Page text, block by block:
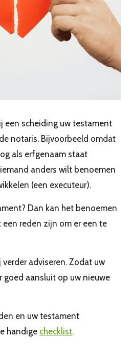
een scheiding uw testament
notaris. Bijvoorbeeld omdat
als erfgenaam staat
anders wilt benoemen
(een executeur).
Dan kan het benoemen
reden zijn om er een te
adviseren. Zodat uw
goed aansluit op uw nieuwe
en uw testament
handige checklist.